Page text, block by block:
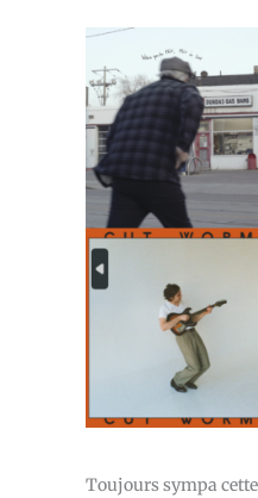
Toujours sympa